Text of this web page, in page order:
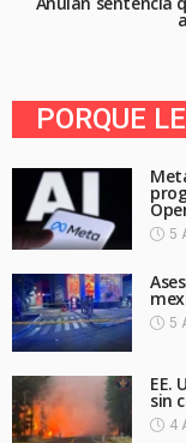
PORQUE
5
5
EE.
sin
4